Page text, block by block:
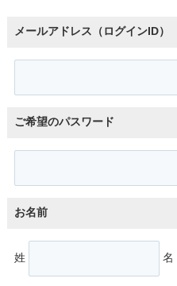
メールアドレス（ログインID）
ご希望のパスワード
お名前
姓 名